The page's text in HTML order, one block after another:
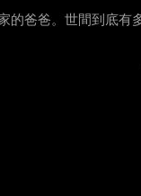
爸爸。世間到底